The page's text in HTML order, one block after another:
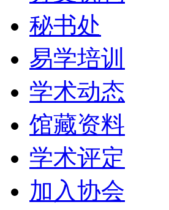
秘书处
易学培训
学术动态
馆藏资料
学术评定
加入协会